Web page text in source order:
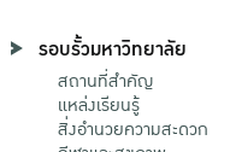
รอบรั้วมหาวิทยาลัย
สถานที่สำคัญ
แหล่งเรียนรู้
สิ่งอำนวยความสะดวก